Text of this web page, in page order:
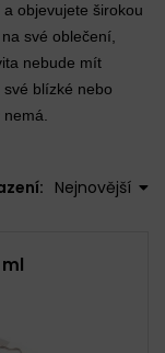
objevujete širokou
své oblečení,
nebude mít
blízké nebo
Nejnovější